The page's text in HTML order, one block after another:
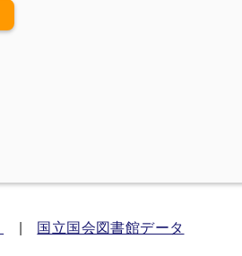
| 国立国会図書館データ